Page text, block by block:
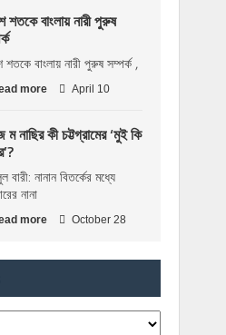
শতকে বাংলায় নারী পুরুষ
শতকে বাংলায় নারী পুরুষ সম্পর্ক ,
more April 10
নাছির কী চট্টগ্রামের ‘মুই কি
বারী: নানান বিতর্কের মধ্যে
নানা
more October 28